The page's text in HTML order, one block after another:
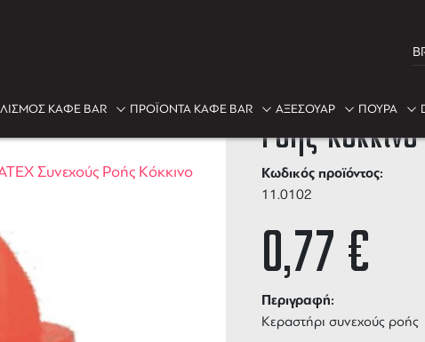
ΚΑΦΕ BAR ΠΡΟΪΟΝΤΑ ΚΑΦΕ BAR ΑΞΕΣΟΥΑΡ ΠΟΥΡΑ
Συνεχούς Ροής Κόκκινο
Κεραστήρι
Ροής Κόκκινο
Κωδικός προϊόντος:
11.0102
0,77 €
Περιγραφή:
Κεραστήρι συνεχούς ροής